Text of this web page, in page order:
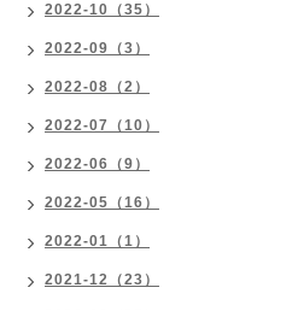
2022-10（35）
2022-09（3）
2022-08（2）
2022-07（10）
2022-06（9）
2022-05（16）
2022-01（1）
2021-12（23）